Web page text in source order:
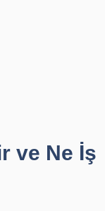
ve Ne İş